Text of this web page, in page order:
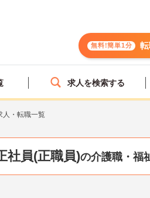
無料!簡単1分
求人を検索する
人・転職一覧
社員(正職員)の介護職・福